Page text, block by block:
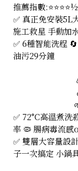
推薦指數:⭐⭐⭐⭐½
✅ 真正免安裝5L
施工救星 手動加
✅ 6種智能洗程
油污29分鐘
⚡ 強力
💪 水果
🍎 ECO
🌱 烘乾模
✅ 72°C高溫煮洗
率 🦠 腸病毒流感
✅ 雙層大容量設
子一次搞定 小鍋